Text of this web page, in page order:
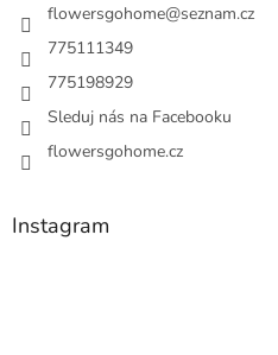
flowersgohome@seznam.cz
775111349
775198929
Sleduj nás na Facebooku
flowersgohome.cz
Instagram